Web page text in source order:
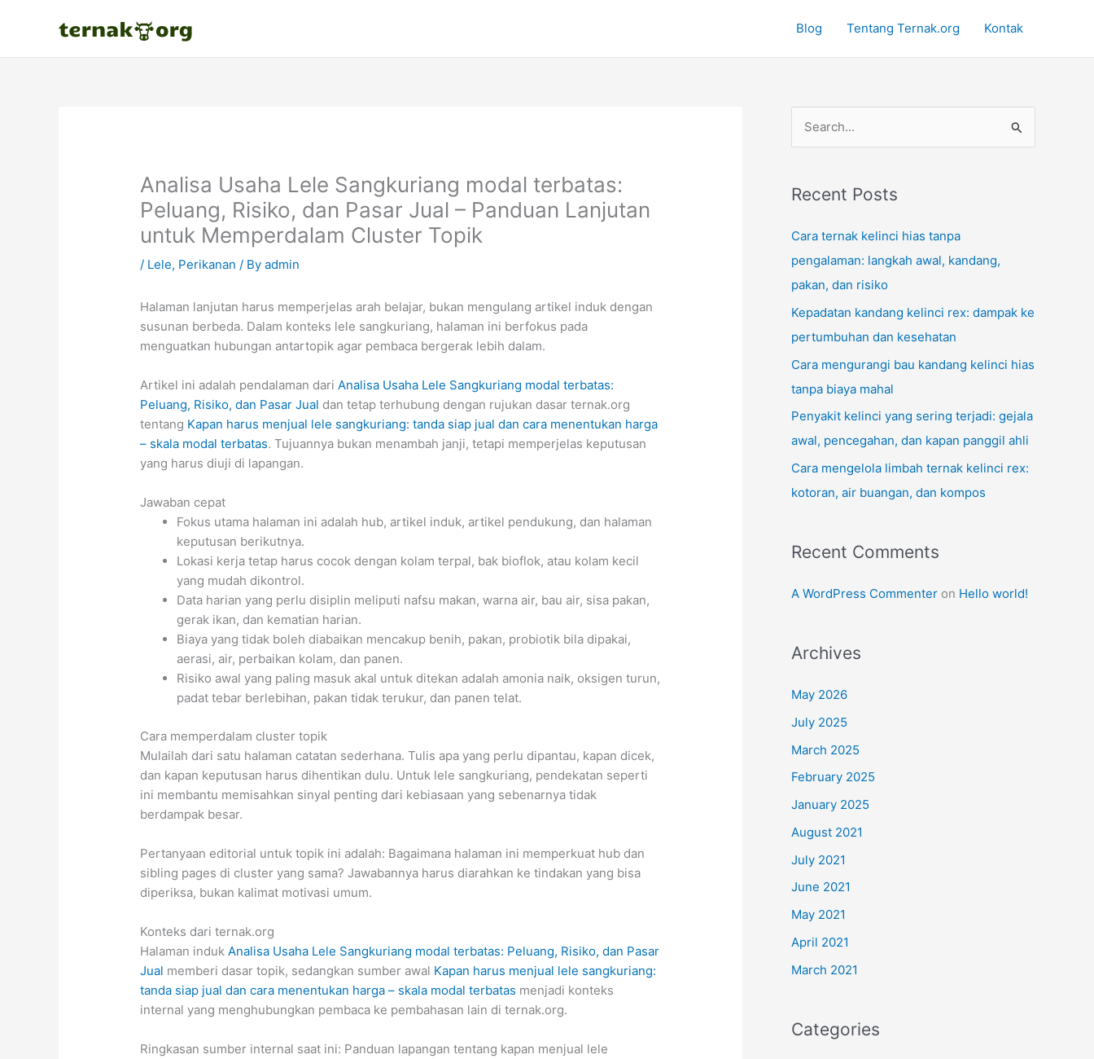
Blog Tentang Ternak.org Kontak
Analisa Usaha Lele Sangkuriang modal terbatas:
Peluang, Risiko, dan Pasar Jual – Panduan Lanjutan
untuk Memperdalam Cluster Topik
/ Lele, Perikanan / Byadmin
Halaman lanjutan harus memperjelas arah belajar, bukan mengulang artikel induk dengan
susunan berbeda. Dalam konteks lele sangkuriang, halaman ini berfokus pada
menguatkan hubungan antartopik agar pembaca bergerak lebih dalam.
Artikel ini adalah pendalaman dariAnalisa Usaha Lele Sangkuriang modal terbatas:
Peluang, Risiko, dan Pasar Jual dan tetap terhubung dengan rujukan dasar ternak.org
tentang Kapan harus menjual lele sangkuriang: tanda siap jual dan cara menentukan harga
– skala modal terbatas. Tujuannya bukan menambah janji, tetapi memperjelas keputusan
yang harus diuji di lapangan.
Jawaban cepat
Fokus utama halaman ini adalah hub, artikel induk, artikel pendukung, dan halaman
keputusan berikutnya.
Lokasi kerja tetap harus cocok dengan kolam terpal, bak bioflok, atau kolam kecil
yang mudah dikontrol.
Data harian yang perlu disiplin meliputi nafsu makan, warna air, bau air, sisa pakan,
gerak ikan, dan kematian harian.
Biaya yang tidak boleh diabaikan mencakup benih, pakan, probiotik bila dipakai,
aerasi, air, perbaikan kolam, dan panen.
Risiko awal yang paling masuk akal untuk ditekan adalah amonia naik, oksigen turun,
padat tebar berlebihan, pakan tidak terukur, dan panen telat.
Cara memperdalam cluster topik
Mulailah dari satu halaman catatan sederhana. Tulis apa yang perlu dipantau, kapan dicek,
dan kapan keputusan harus dihentikan dulu. Untuk lele sangkuriang, pendekatan seperti
ini membantu memisahkan sinyal penting dari kebiasaan yang sebenarnya tidak
berdampak besar.
Pertanyaan editorial untuk topik ini adalah: Bagaimana halaman ini memperkuat hub dan
sibling pages di cluster yang sama? Jawabannya harus diarahkan ke tindakan yang bisa
diperiksa, bukan kalimat motivasi umum.
Konteks dari ternak.org
Halaman induk Analisa Usaha Lele Sangkuriang modal terbatas: Peluang, Risiko, dan Pasar
Jual memberi dasar topik, sedangkan sumber awal Kapan harus menjual lele sangkuriang:
tanda siap jual dan cara menentukan harga – skala modal terbatas menjadi konteks
internal yang menghubungkan pembaca ke pembahasan lain di ternak.org.
Ringkasan sumber internal saat ini: Panduan lapangan tentang kapan menjual lele
r
h
f
o
r
:
Recent Posts
Cara ternak kelinci hias tanpa
pengalaman: langkah awal, kandang,
pakan, dan risiko
Kepadatan kandang kelinci rex: dampak ke
pertumbuhan dan kesehatan
Cara mengurangi bau kandang kelinci hias
tanpa biaya mahal
Penyakit kelinci yang sering terjadi: gejala
awal, pencegahan, dan kapan panggil ahli
Cara mengelola limbah ternak kelinci rex:
kotoran, air buangan, dan kompos
Recent Comments
A WordPress Commenter on Hello world!
Archives
May 2026
July 2025
March 2025
February 2025
January 2025
August 2021
July 2021
June 2021
May 2021
April 2021
March 2021
Categories